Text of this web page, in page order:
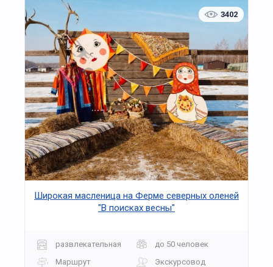
3402
Широкая масленица на Ферме северных оленей
"В поисках весны"
развлекательная
до 50 человек
Маршрут
Экскурсовод